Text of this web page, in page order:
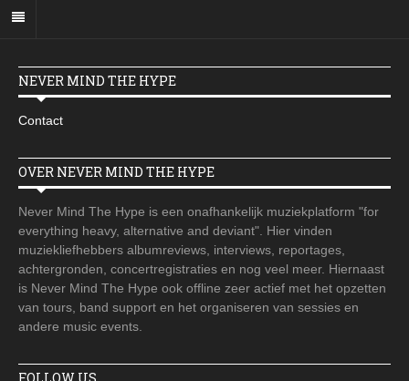
NEVER MIND THE HYPE
Contact
OVER NEVER MIND THE HYPE
Never Mind The Hype is een onafhankelijk muziekplatform "for
everything heavy, alternative and deviant". Hier vinden
muziekliefhebbers albumreviews, interviews, reportages,
achtergronden, concertregistraties en nog veel meer. Hiernaast
is Never Mind The Hype ook offline zeer actief met het opzetten
van tours, band support en het organiseren van sessies en
andere music events.